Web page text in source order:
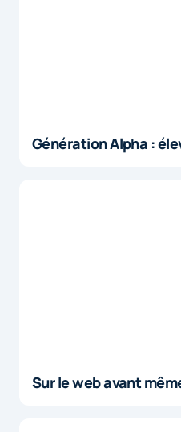
Génération Alpha :
Sur le web avant